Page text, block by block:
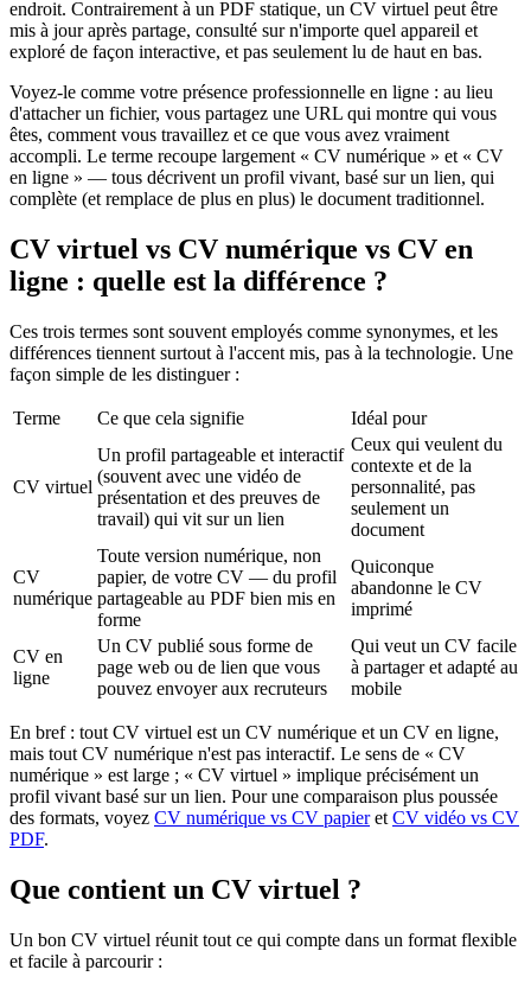
endroit. Contrairement à un PDF statique, un CV virtuel peut être
mis à jour après partage, consulté sur n'importe quel appareil et
exploré de façon interactive, et pas seulement lu de haut en bas.
Voyez-le comme votre présence professionnelle en ligne : au lieu
d'attacher un fichier, vous partagez une URL qui montre qui vous
êtes, comment vous travaillez et ce que vous avez vraiment
accompli. Le terme recoupe largement « CV numérique » et « CV
en ligne » — tous décrivent un profil vivant, basé sur un lien, qui
complète (et remplace de plus en plus) le document traditionnel.
CV virtuel vs CV numérique vs CV en
ligne : quelle est la différence ?
Ces trois termes sont souvent employés comme synonymes, et les
différences tiennent surtout à l'accent mis, pas à la technologie. Une
façon simple de les distinguer :
Terme Ce que cela signifie Idéal pour
CV virtuel
Un profil partageable et interactif
(souvent avec une vidéo de
présentation et des preuves de
travail) qui vit sur un lien
Ceux qui veulent du
contexte et de la
personnalité, pas
seulement un
document
CV
numérique
Toute version numérique, non
papier, de votre CV — du profil
partageable au PDF bien mis en
forme
Quiconque
abandonne le CV
imprimé
CV en
ligne
Un CV publié sous forme de
page web ou de lien que vous
pouvez envoyer aux recruteurs
Qui veut un CV facile
à partager et adapté au
mobile
En bref : tout CV virtuel est un CV numérique et un CV en ligne,
mais tout CV numérique n'est pas interactif. Le sens de « CV
numérique » est large ; « CV virtuel » implique précisément un
profil vivant basé sur un lien. Pour une comparaison plus poussée
des formats, voyez CV numérique vs CV papieret CV vidéo vs CV
PDF.
Que contient un CV virtuel ?
Un bon CV virtuel réunit tout ce qui compte dans un format flexible
et facile à parcourir :